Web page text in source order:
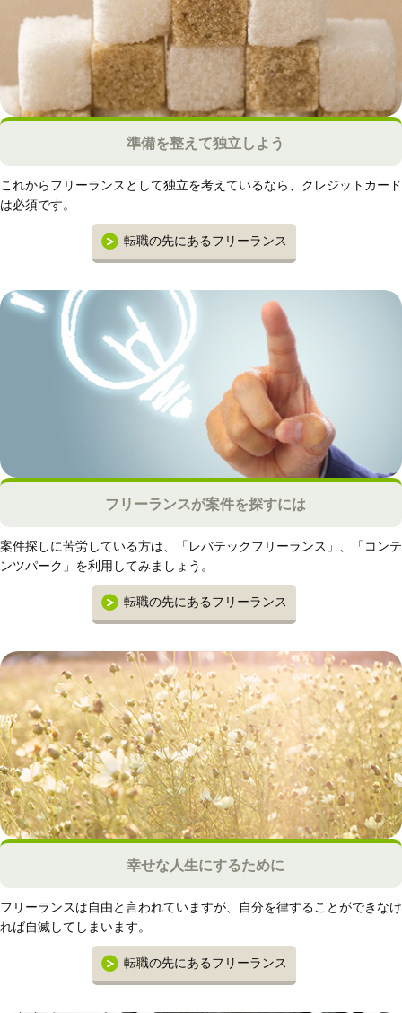
準備を整えて独立しよう
これからフリーランスとして独立を考えているなら、クレジットカード
は必須です。
転職の先にあるフリーランス
フリーランスが案件を探すには
案件探しに苦労している方は、「レバテックフリーランス」、「コンテ
ンツパーク」を利用してみましょう。
転職の先にあるフリーランス
幸せな人生にするために
フリーランスは自由と言われていますが、自分を律することができなけ
れば自滅してしまいます。
転職の先にあるフリーランス